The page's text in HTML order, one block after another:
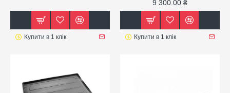
Купити в 1 клік
9 300.00 ₴
Купити в 1 клік